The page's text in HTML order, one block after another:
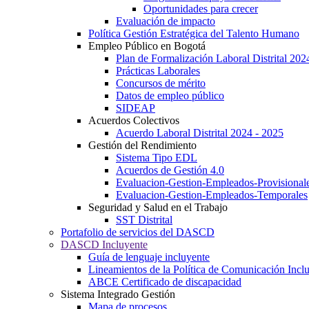
Oportunidades para crecer
Evaluación de impacto
Política Gestión Estratégica del Talento Humano
Empleo Público en Bogotá
Plan de Formalización Laboral Distrital
Prácticas Laborales
Concursos de mérito
Datos de empleo público
SIDEAP
Acuerdos Colectivos
Acuerdo Laboral Distrital 2024 - 2025
Gestión del Rendimiento
Sistema Tipo EDL
Acuerdos de Gestión 4.0
Evaluacion-Gestion-Empleados-
Evaluacion-Gestion-Empleados-Temporales
Seguridad y Salud en el Trabajo
SST Distrital
Portafolio de servicios del DASCD
DASCD Incluyente
Guía de lenguaje incluyente
Lineamientos de la Política de Comunicación
ABCE Certificado de discapacidad
Sistema Integrado Gestión
Mapa de procesos